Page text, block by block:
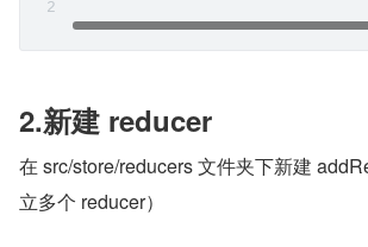
2.新建 reducer
在 src/store/reducers 文件夹下新建
立多个 reducer）